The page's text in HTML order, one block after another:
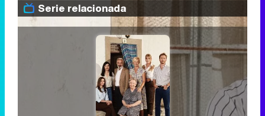
Serie relacionada